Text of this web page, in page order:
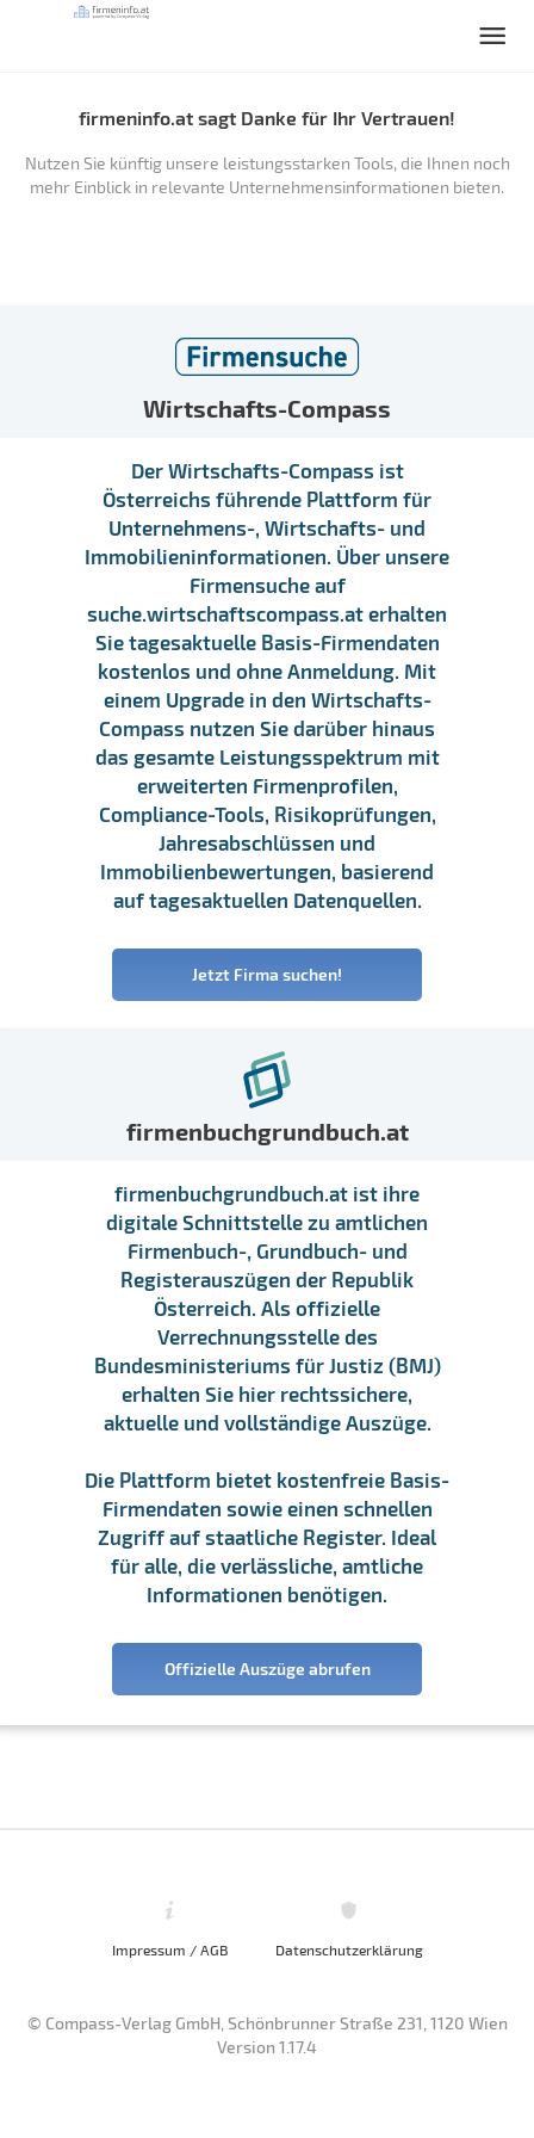
firmeninfo.at sagt Danke für Ihr Vertrauen!
Nutzen Sie künftig unsere leistungsstarken Tools, die Ihnen noch
mehr Einblick in relevante Unternehmensinformationen bieten.
Wirtschafts-Compass
Der Wirtschafts-Compass ist
Österreichs führende Plattform für
Unternehmens-, Wirtschafts- und
Immobilieninformationen. Über unsere
Firmensuche auf
suche.wirtschaftscompass.at erhalten
Sie tagesaktuelle Basis-Firmendaten
kostenlos und ohne Anmeldung. Mit
einem Upgrade in den Wirtschafts-
Compass nutzen Sie darüber hinaus
das gesamte Leistungsspektrum mit
erweiterten Firmenprofilen,
Compliance-Tools, Risikoprüfungen,
Jahresabschlüssen und
Immobilienbewertungen, basierend
auf tagesaktuellen Datenquellen.
Jetzt Firma suchen!
firmenbuchgrundbuch.at
firmenbuchgrundbuch.at ist ihre
digitale Schnittstelle zu amtlichen
Firmenbuch-, Grundbuch- und
Registerauszügen der Republik
Österreich. Als offizielle
Verrechnungsstelle des
Bundesministeriums für Justiz (BMJ)
erhalten Sie hier rechtssichere,
aktuelle und vollständige Auszüge.
Die Plattform bietet kostenfreie Basis-
Firmendaten sowie einen schnellen
Zugriff auf staatliche Register. Ideal
für alle, die verlässliche, amtliche
Informationen benötigen.
Offizielle Auszüge abrufen
Impressum / AGB Datenschutzerklärung
© Compass-Verlag GmbH, Schönbrunner Straße 231, 1120 Wien
Version 1.17.4